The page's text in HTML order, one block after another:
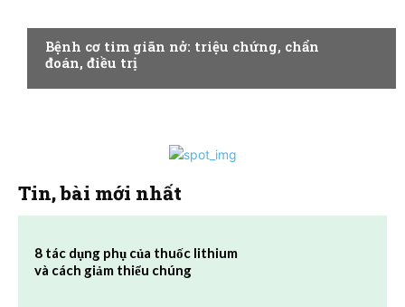
Bệnh cơ tim giãn nở: triệu chứng, chẩn
đoán, điều trị
Tin, bài mới nhất
8 tác dụng phụ của thuốc lithium
và cách giảm thiểu chúng